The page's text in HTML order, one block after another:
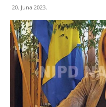
20. Juna 2023.